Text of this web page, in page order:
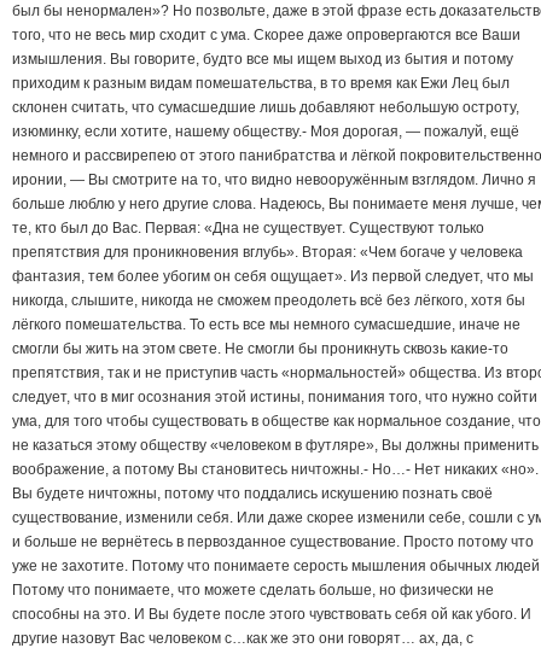
был бы ненормален»? Но позвольте, даже в этой фразе есть
того, что не весь мир сходит с ума. Скорее даже опровергаются все Ваши
измышления. Вы говорите, будто все мы ищем выход из бытия и потому
приходим к разным видам помешательства, в то время как Ежи Лец был
склонен считать, что сумасшедшие лишь добавляют небольшую остроту,
изюминку, если хотите, нашему обществу.- Моя дорогая, — пожалуй, ещё
немного и рассвирепею от этого панибратства и лёгкой
иронии, — Вы смотрите на то, что видно невооружённым взглядом. Лично я
больше люблю у него другие слова. Надеюсь, Вы понимаете меня лучше,
те, кто был до Вас. Первая: «Дна не существует. Существуют только
препятствия для проникновения вглубь». Вторая: «Чем богаче у человека
фантазия, тем более убогим он себя ощущает». Из первой следует, что мы
никогда, слышите, никогда не сможем преодолеть всё без лёгкого, хотя бы
лёгкого помешательства. То есть все мы немного сумасшедшие, иначе не
смогли бы жить на этом свете. Не смогли бы проникнуть сквозь какие-то
препятствия, так и не приступив часть «нормальностей» общества. Из
следует, что в миг осознания этой истины, понимания того, что нужно сойти
ума, для того чтобы существовать в обществе как нормальное создание,
не казаться этому обществу «человеком в футляре», Вы должны применить
воображение, а потому Вы становитесь ничтожны.- Но…- Нет никаких «но».
Вы будете ничтожны, потому что поддались искушению познать своё
существование, изменили себя. Или даже скорее изменили себе, сошли с
и больше не вернётесь в первозданное существование. Просто потому что
уже не захотите. Потому что понимаете серость мышления обычных
Потому что понимаете, что можете сделать больше, но физически не
способны на это. И Вы будете после этого чувствовать себя ой как убого. И
другие назовут Вас человеком с…как же это они говорят… ах, да, с